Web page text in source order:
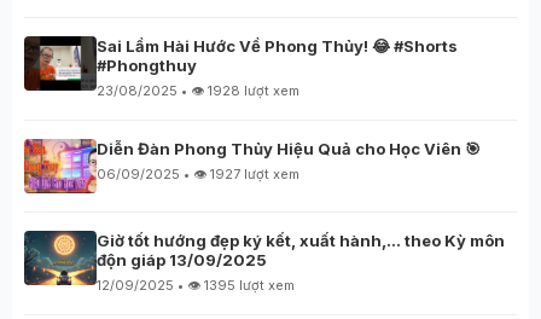
Sai Lầm Hài Hước Về Phong Thủy! 😂 #Shorts
#Phongthuy
23/08/2025 • 👁️ 1928 lượt xem
Diễn Đàn Phong Thủy Hiệu Quả cho Học Viên 🎯
06/09/2025 • 👁️ 1927 lượt xem
Giờ tốt hướng đẹp ký kết, xuất hành,… theo Kỳ môn
độn giáp 13/09/2025
12/09/2025 • 👁️ 1395 lượt xem